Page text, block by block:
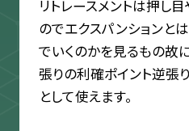
リトレースメントは押し
のでエクスパンションと
でいくのかを見るもの故
張りの利確ポイント逆張
として使えます。